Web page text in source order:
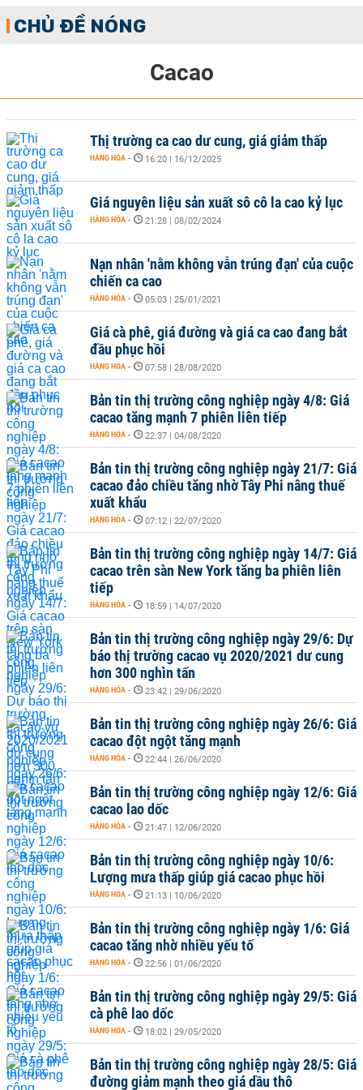
CHỦ ĐỀ NÓNG
Cacao
Thị trường ca cao dư cung, giá giảm thấp
HÀNG HÓA - 16:20 | 16/12/2025
Giá nguyên liệu sản xuất sô cô la cao kỷ lục
HÀNG HÓA - 21:28 | 08/02/2024
Nạn nhân 'nằm không vẫn trúng đạn' của cuộc
chiến ca cao
HÀNG HÓA - 05:03 | 25/01/2021
Giá cà phê, giá đường và giá ca cao đang bắt
đầu phục hồi
HÀNG HÓA - 07:58 | 28/08/2020
Bản tin thị trường công nghiệp ngày 4/8: Giá
cacao tăng mạnh 7 phiên liên tiếp
HÀNG HÓA - 22:37 | 04/08/2020
Bản tin thị trường công nghiệp ngày 21/7: Giá
cacao đảo chiều tăng nhờ Tây Phi nâng thuế
xuất khẩu
HÀNG HÓA - 07:12 | 22/07/2020
Bản tin thị trường công nghiệp ngày 14/7: Giá
cacao trên sàn New York tăng ba phiên liên
tiếp
HÀNG HÓA - 18:59 | 14/07/2020
Bản tin thị trường công nghiệp ngày 29/6: Dự
báo thị trường cacao vụ 2020/2021 dư cung
hơn 300 nghìn tấn
HÀNG HÓA - 23:42 | 29/06/2020
Bản tin thị trường công nghiệp ngày 26/6: Giá
cacao đột ngột tăng mạnh
HÀNG HÓA - 22:44 | 26/06/2020
Bản tin thị trường công nghiệp ngày 12/6: Giá
cacao lao dốc
HÀNG HÓA - 21:47 | 12/06/2020
Bản tin thị trường công nghiệp ngày 10/6:
Lượng mưa thấp giúp giá cacao phục hồi
HÀNG HÓA - 21:13 | 10/06/2020
Bản tin thị trường công nghiệp ngày 1/6: Giá
cacao tăng nhờ nhiều yếu tố
HÀNG HÓA - 22:56 | 01/06/2020
Bản tin thị trường công nghiệp ngày 29/5: Giá
cà phê lao dốc
HÀNG HÓA - 18:02 | 29/05/2020
Bản tin thị trường công nghiệp ngày 28/5: Giá
đường giảm mạnh theo giá dầu thô